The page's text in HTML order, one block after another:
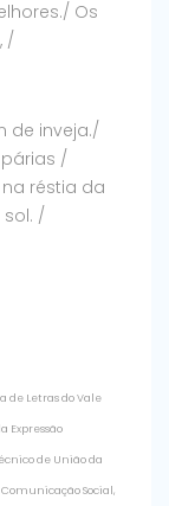
Os
/
de inveja./
/
réstia da
/
de Letras do Vale
Expressão
de União da
Social,